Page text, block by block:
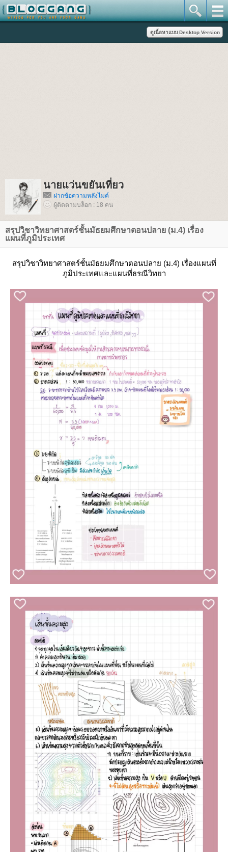
นายแว่นขยันเที่ยว
ฝากข้อความหลังไมค์
ผู้ติดตามบล็อก : 18 คน
สรุปวิชาวิทยาศาสตร์ชั้นมัธยมศึกษาตอนปลาย (ม.4) เรื่อง
ผนที่ภูมิประเทศ
สรุปวิชาวิทยาศาสตร์ชั้นมัธยมศึกษาตอนปลาย (ม.4) เรื่องแผนที่
ภูมิประเทศและแผนที่ธรณีวิทยา